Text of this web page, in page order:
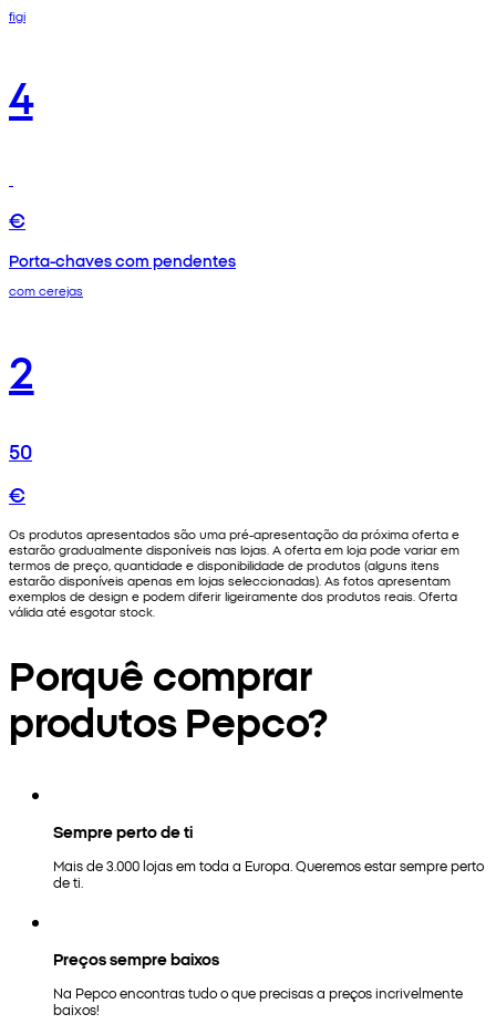
figi
4
€
Porta-chaves com pendentes
com cerejas
2
50
€
Os produtos apresentados são uma pré-apresentação da próxima oferta e
estarão gradualmente disponíveis nas lojas. A oferta em loja pode variar em
termos de preço, quantidade e disponibilidade de produtos (alguns itens
estarão disponíveis apenas em lojas seleccionadas). As fotos apresentam
exemplos de design e podem diferir ligeiramente dos produtos reais. Oferta
válida até esgotar stock.
Porquê comprar
produtos Pepco?
Sempre perto de ti
Mais de 3.000 lojas em toda a Europa. Queremos estar sempre perto
de ti.
Preços sempre baixos
Na Pepco encontras tudo o que precisas a preços incrivelmente
baixos!